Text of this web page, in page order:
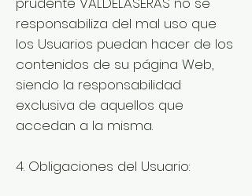
responsabiliza del mal uso que
los Usuarios puedan hacer de los
contenidos de su página Web,
siendo la responsabilidad
exclusiva de aquellos que
accedan a la misma.
4. Obligaciones del Usuario: